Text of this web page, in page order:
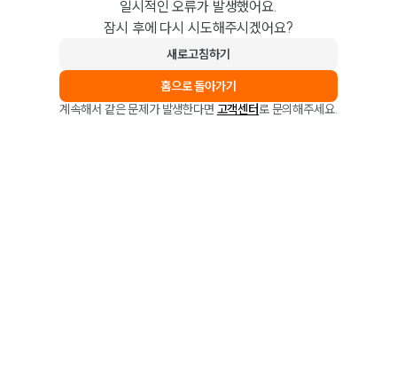
일시적인 오류가 발생했어요.
잠시 후에 다시 시도해주시겠어요?
새로고침하기
홈으로 돌아가기
계속해서 같은 문제가 발생한다면 고객센터로 문의해주세요.